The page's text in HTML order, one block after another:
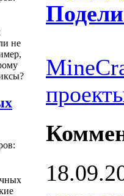
не